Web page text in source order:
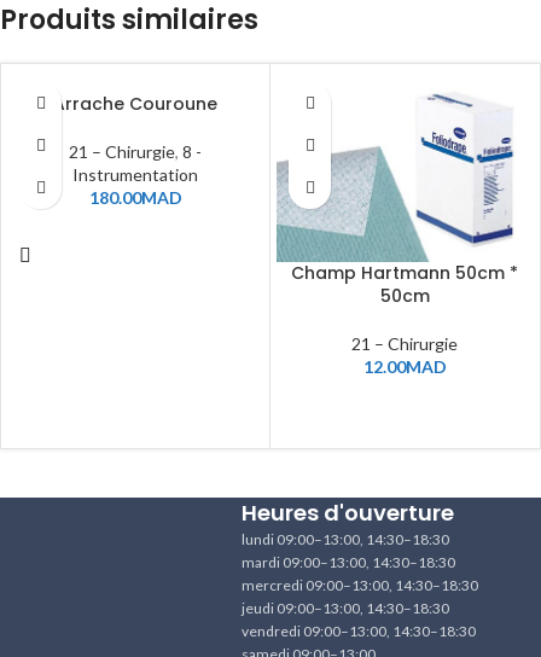
Produits similaires
Arrache Couroune
21 – Chirurgie, 8 -
Instrumentation
180.00MAD
Champ Hartmann 50cm *
50cm
21 – Chirurgie
12.00MAD
Heures d'ouverture
lundi 09:00–13:00, 14:30–18:30
mardi 09:00–13:00, 14:30–18:30
mercredi 09:00–13:00, 14:30–18:30
jeudi 09:00–13:00, 14:30–18:30
vendredi 09:00–13:00, 14:30–18:30